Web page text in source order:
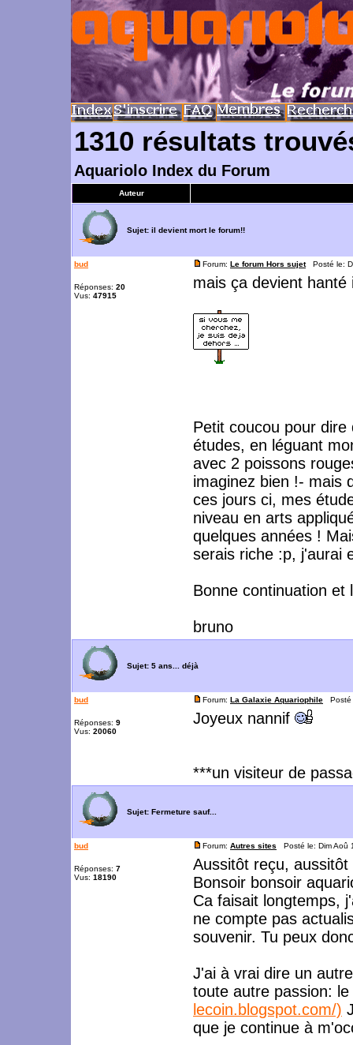
1310 résultats
Aquariolo Index du Forum
Auteur
Sujet: il devient mort le forum!!
bud
Réponses: 20
Vus: 47915
Forum: Le forum Hors sujetPosté le:
mais ça devient
Petit coucou pour
études, en léguant
avec 2 poissons
imaginez bien !- mais
ces jours ci, mes
niveau en arts
quelques années !
serais riche :p, j'aurai
Bonne continuation et
bruno
Sujet: 5 ans... déjà
bud
Réponses: 9
Vus: 20060
Forum: La Galaxie Aquariophile Posté
Joyeux nannif
***un visiteur de
Sujet: Fermeture sauf...
bud
Réponses: 7
Vus: 18190
Forum: Autres sites Posté le: Dim
Aussitôt reçu,
Bonsoir bonsoir
Ca faisait longtemps,
ne compte pas
souvenir. Tu peux
J'ai à vrai dire un
toute autre passion:
lecoin.blogspot.com/)
que je continue à